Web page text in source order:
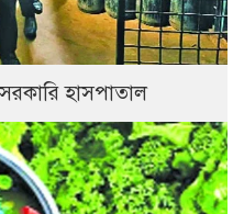
হাসপাতাল